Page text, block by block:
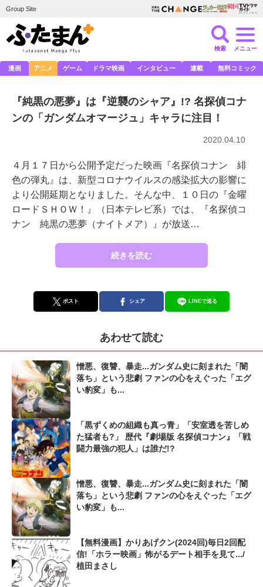
Group Site
検索 メニュー
漫画 アニメ ゲーム ドラマ映画 インタビュー 連載 無料コミック
『純黒の悪夢』は『逆襲のシャア』!? 名探偵コナ
ンの「ガンダムオマージュ」キャラに注目！
2020.04.10
４月１７日から公開予定だった映画『名探偵コナン 緋
色の弾丸』は、新型コロナウイルスの感染拡大の影響に
より公開延期となりました。そんな中、１０日の『金曜
ロードＳＨＯＷ！』（日本テレビ系）では、『名探偵コ
ナン 純黒の悪夢（ナイトメア）』が放送…
続きを読む
ポスト シェア LINEで送る
あわせて読む
憎悪、復讐、暴走...ガンダム史に刻まれた「闇
落ち」という悲劇 ファンの心をえぐった「エグ
い豹変」も...
「黒ずくめの組織も真っ青」「安室透を苦しめ
た猛者も?」 歴代『劇場版 名探偵コナン』「戦
闘力最強の犯人」は誰だ!?
憎悪、復讐、暴走...ガンダム史に刻まれた「闇
落ち」という悲劇 ファンの心をえぐった「エグ
い豹変」も...
【無料漫画】かりあげクン(2024回)毎日2回配
信!「ホラー映画」怖がるデート相手を見て.../
植田まさし